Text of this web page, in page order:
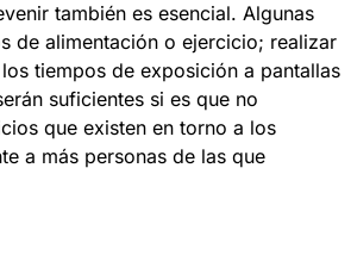
también es esencial. Algunas
de alimentación o ejercicio; realizar
tiempos de exposición a pantallas
suficientes si es que no
que existen en torno a los
a más personas de las que